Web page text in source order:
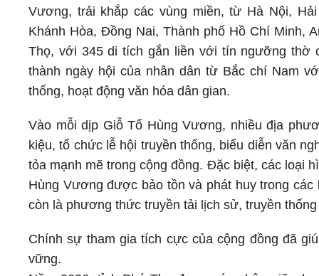
Vương, trải khắp các vùng miền, từ Hà Nội,
Khánh Hòa, Đồng Nai, Thành phố Hồ Chí Minh,
Thọ, với 345 di tích gắn liền với tín ngưỡng thờ
thành ngày hội của nhân dân từ Bắc chí Nam
thống, hoạt động văn hóa dân gian.
Vào mỗi dịp Giỗ Tổ Hùng Vương, nhiều địa
kiệu, tổ chức lễ hội truyền thống, biểu diễn văn
tỏa mạnh mẽ trong cộng đồng. Đặc biệt, các loại
Hùng Vương được bảo tồn và phát huy trong
còn là phương thức truyền tải lịch sử, truyền
Chính sự tham gia tích cực của cộng đồng đã
vững.